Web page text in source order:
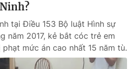
tại Điều 153 Bộ luật Hình sự
năm 2017, kẻ bắt cóc trẻ em
mức án cao nhất 15 năm tù.